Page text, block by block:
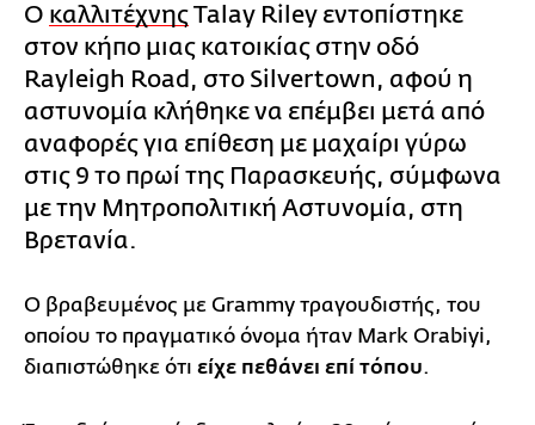
Ο καλλιτέχνηςTalay Riley εντοπίστηκε
στον κήπο μιας κατοικίας στην οδό
Rayleigh Road, στο Silvertown, αφού η
αστυνομία κλήθηκε να επέμβει μετά από
αναφορές για επίθεση με μαχαίρι γύρω
στις 9 το πρωί της Παρασκευής, σύμφωνα
με την Μητροπολιτική Αστυνομία, στη
Βρετανία.
Ο βραβευμένος με Grammy τραγουδιστής, του
οποίου το πραγματικό όνομα ήταν Mark Orabiyi,
διαπιστώθηκε ότι είχε πεθάνει επί τόπου.